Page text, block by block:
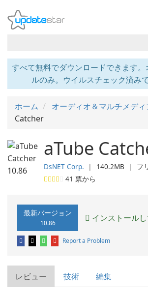
すべて無料でダウンロードできます。
ルのみ。ウイルスチェック済み
ホーム オーディオ＆マルチメディ
Catcher
aTube
DsNET Corp. ❘ 140.2MB ❘ フ
41 票から
最新バージョン
10.86 インストール
Report a Problem
レビュー 技術 編集